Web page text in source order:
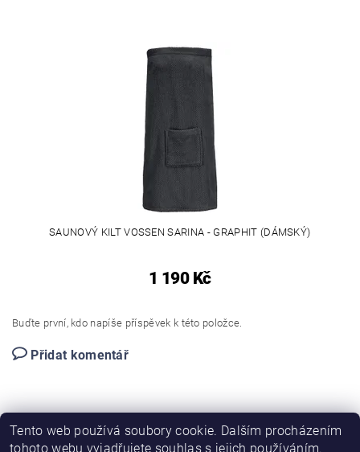
SAUNOVÝ KILT VOSSEN SARINA - GRAPHIT (DÁMSKÝ)
1 190 Kč
Buďte první, kdo napíše příspěvek k této položce.
Přidat komentář
Tento web používá soubory cookie. Dalším procházením
tohoto webu vyjadřujete souhlas s jejich používáním.